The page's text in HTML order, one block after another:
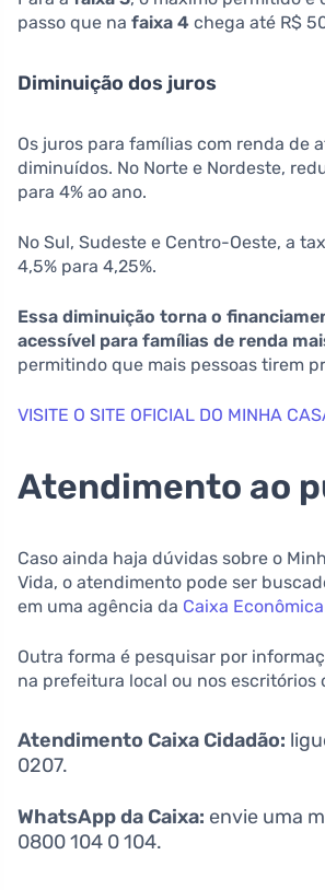
passo que na faixa 4 chega até R$
Diminuição dos juros
Os juros para famílias com renda de
diminuídos. No Norte e Nordeste,
para 4% ao ano.
No Sul, Sudeste e Centro-Oeste, a
4,5% para 4,25%.
Essa diminuição torna o
acessível para famílias de renda
permitindo que mais pessoas tirem
VISITE O SITE OFICIAL DO MINHA
Atendimento ao
Caso ainda haja dúvidas sobre o
Vida, o atendimento pode ser
em uma agência da Caixa
Outra forma é pesquisar por
na prefeitura local ou nos escritórios
Atendimento Caixa Cidadão:
0207.
WhatsApp da Caixa: envie uma
0800 104 0 104.